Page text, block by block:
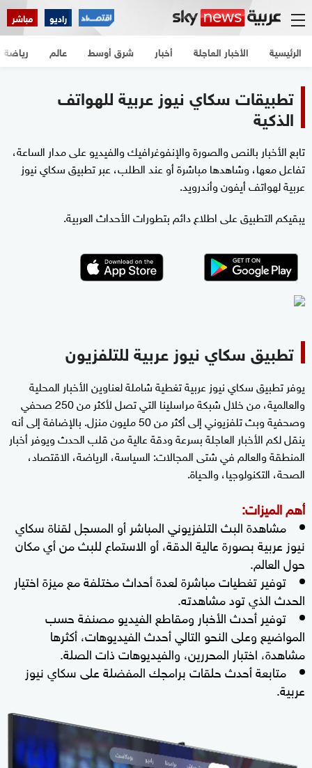
راديو مباشر
الرئيسية الأخبار العاجلة أخبار شرق أوسط عالم رياضة
تطبيقات سكاي نيوز عربية للهواتف
الذكية
تابع الأخبار بالنص والصورة والإنفوغرافيك والفيديو على مدار الساعة،
تفاعل معها، وشاهدها مباشرة أو عند الطلب، عبر تطبيق سكاي نيوز
عربية لهواتف أيفون وأندرويد.
يبقيكم التطبيق على اطلاع دائم بتطورات الأحداث العربية.
تطبيق سكاي نيوز عربية للتلفزيون
يوفر تطبيق سكاي نيوز عربية تغطية شاملة لعناوين الأخبار المحلية
والعالمية، من خلال شبكة مراسلينا التي تصل لأكثر من 250 صحفي
وصحفية وبث تلفزيوني إلى أكثر من 50 مليون منزل. بالإضافة إلى أنه
ينقل لكم الأخبار العاجلة بسرعة ودقة عالية من قلب الحدث ويوفر أخبار
المنطقة والعالم في شتى المجالات: السياسة، الرياضة، الاقتصاد،
الصحة، التكنولوجيا، والحياة.
أهم الميزات:
مشاهدة البث التلفزيوني المباشر أو المسجل لقناة سكاي
نيوز عربية بصورة عالية الدقة، أو الاستماع للبث من أي مكان
حول العالم.
توفير تغطيات مباشرة لعدة أحداث مختلفة مع ميزة اختيار
الحدث الذي تود مشاهدته.
توفير أحدث الأخبار ومقاطع الفيديو مصنفة حسب
المواضيع وعلى النحو التالي أحدث الفيديوهات، أكثرها
مشاهدة، اختبار المحررين، والفيديوهات ذات الصلة.
متابعة أحدث حلقات برامجك المفضلة على سكاي نيوز
عربية.